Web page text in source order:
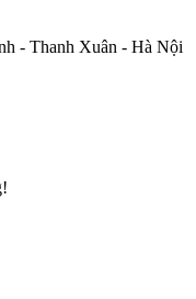
- Thanh Xuân - Hà Nội